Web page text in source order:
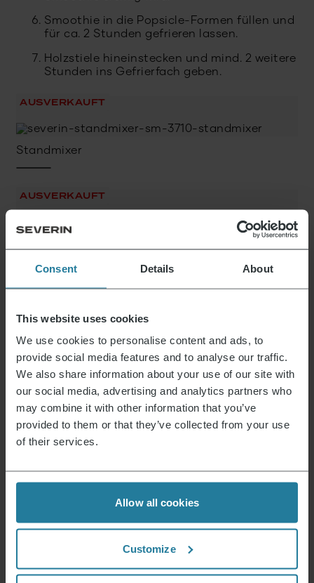
Consent Details About
This website uses cookies
We use cookies to personalise content and ads, to
provide social media features and to analyse our traffic.
We also share information about your use of our site with
our social media, advertising and analytics partners who
may combine it with other information that you’ve
provided to them or that they’ve collected from your use
of their services.
Allow all cookies
Customize
Smoothie in die Popsicle-Formen füllen und
für ca. 2 Stunden gefrieren lassen.
Holzstiele hineinstecken und mind. 2 weitere
Stunden ins Gefrierfach geben.
AUSVERKAUFT
Standmixer
AUSVERKAUFT
Standmixer 59,99€
Dafür stehen wir.
Premium für Alle.
sondern ein Lifestyle, der
Wir verbinden intuitive